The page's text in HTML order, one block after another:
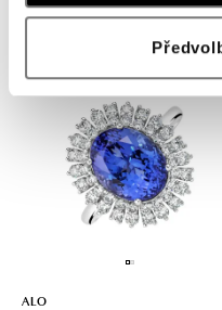
od 317 851 Kč
ALO